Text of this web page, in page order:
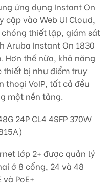
ứng dụng Instant On
vào Web UI Cloud,
thiết lập, giám sát
Aruba Instant On 1830
Hơn thế nữa, khả năng
thiết bị như điểm truy
thoại VoIP, tất cả đều
một nền tảng.
24P CL4 4SFP 370W
lớp 2+ được quản lý
ở 8 cổng, 24 và 48
PoE+